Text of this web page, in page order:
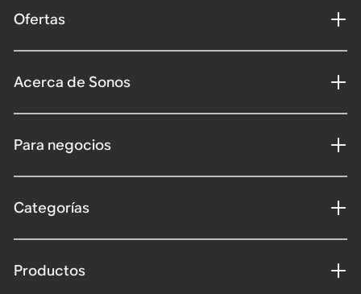
Ofertas
Acerca de Sonos
Para negocios
Categorías
Productos